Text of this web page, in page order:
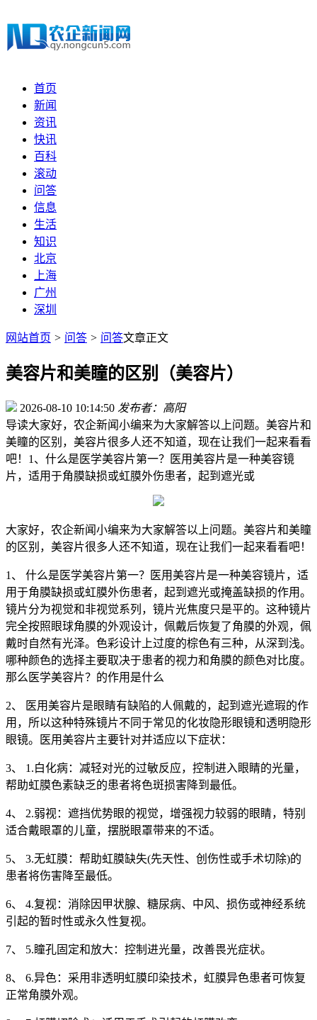
首页
新闻
资讯
快讯
百科
滚动
问答
信息
生活
知识
北京
上海
广州
深圳
网站首页 > 问答 > 问答文章正文
美容片和美瞳的区别（美容片）
2026-08-10 10:14:50 发布者：高阳
导读大家好，农企新闻小编来为大家解答以上问题。美容片和
美瞳的区别，美容片很多人还不知道，现在让我们一起来看看
吧！1、什么是医学美容片第一？医用美容片是一种美容镜
片，适用于角膜缺损或虹膜外伤患者，起到遮光或
大家好，农企新闻小编来为大家解答以上问题。美容片和美瞳
的区别，美容片很多人还不知道，现在让我们一起来看看吧！
1、 什么是医学美容片第一？医用美容片是一种美容镜片，适
用于角膜缺损或虹膜外伤患者，起到遮光或掩盖缺损的作用。
镜片分为视觉和非视觉系列，镜片光焦度只是平的。这种镜片
完全按照眼球角膜的外观设计，佩戴后恢复了角膜的外观，佩
戴时自然有光泽。色彩设计上过度的棕色有三种，从深到浅。
哪种颜色的选择主要取决于患者的视力和角膜的颜色对比度。
那么医学美容片？的作用是什么
2、 医用美容片是眼睛有缺陷的人佩戴的，起到遮光遮瑕的作
用，所以这种特殊镜片不同于常见的化妆隐形眼镜和透明隐形
眼镜。医用美容片主要针对并适应以下症状：
3、 1.白化病：减轻对光的过敏反应，控制进入眼睛的光量，
帮助虹膜色素缺乏的患者将色斑损害降到最低。
4、 2.弱视：遮挡优势眼的视觉，增强视力较弱的眼睛，特别
适合戴眼罩的儿童，摆脱眼罩带来的不适。
5、 3.无虹膜：帮助虹膜缺失(先天性、创伤性或手术切除)的
患者将伤害降至最低。
6、 4.复视：消除因甲状腺、糖尿病、中风、损伤或神经系统
引起的暂时性或永久性复视。
7、 5.瞳孔固定和放大：控制进光量，改善畏光症状。
8、 6.异色：采用非透明虹膜印染技术，虹膜异色患者可恢复
正常角膜外观。